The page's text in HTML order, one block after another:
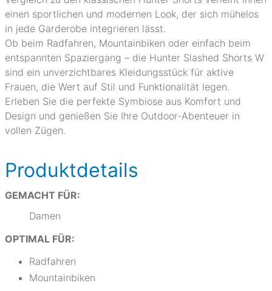
einen sportlichen und modernen Look, der sich mühelos
in jede Garderobe integrieren lässt.
Ob beim Radfahren, Mountainbiken oder einfach beim
entspannten Spaziergang – die Hunter Slashed Shorts W
sind ein unverzichtbares Kleidungsstück für aktive
Frauen, die Wert auf Stil und Funktionalität legen.
Erleben Sie die perfekte Symbiose aus Komfort und
Design und genießen Sie Ihre Outdoor-Abenteuer in
vollen Zügen.
Produktdetails
GEMACHT FÜR:
Damen
OPTIMAL FÜR:
Radfahren
Mountainbiken